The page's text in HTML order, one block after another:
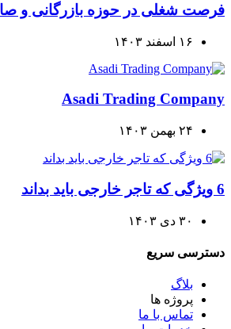
فرصت شغلی در حوزه بازرگانی و
۱۶ اسفند ۱۴۰۳
Asadi Trading Company
۲۴ بهمن ۱۴۰۳
6 ویژگی که تاجر خارجی باید بداند
۳۰ دی ۱۴۰۳
دسترسی سریع
بلاگ
پروژه ها
تماس با ما